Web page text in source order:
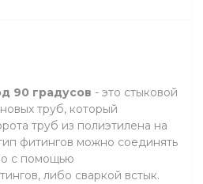
90 градусов - это стыковой
труб, который
труб из полиэтилена на
фитингов можно соединять
с помощью
либо сваркой встык.